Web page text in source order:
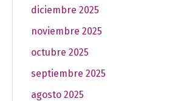
diciembre 2025
noviembre 2025
octubre 2025
septiembre 2025
agosto 2025